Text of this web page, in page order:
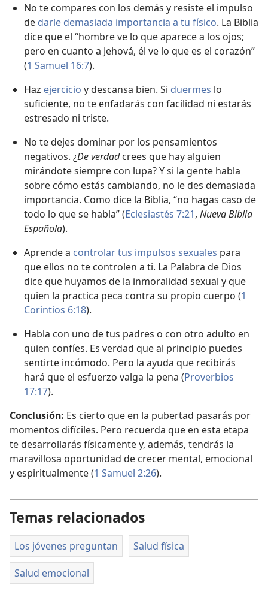
No te compares con los demás y resiste el impulso
de darle demasiada importancia a tu físico. La Biblia
dice que el “hombre ve lo que aparece a los ojos;
pero en cuanto a Jehová, él ve lo que es el corazón”
(1 Samuel 16:7).
Haz ejercicio y descansa bien. Si duermes lo
suficiente, no te enfadarás con facilidad ni estarás
estresado ni triste.
No te dejes dominar por los pensamientos
negativos. ¿De verdadcrees que hay alguien
mirándote siempre con lupa? Y si la gente habla
sobre cómo estás cambiando, no le des demasiada
importancia. Como dice la Biblia, “no hagas caso de
todo lo que se habla” (Eclesiastés 7:21, Nueva Biblia
Española).
Aprende a controlar tus impulsos sexuales para
que ellos no te controlen a ti. La Palabra de Dios
dice que huyamos de la inmoralidad sexual y que
quien la practica peca contra su propio cuerpo (1
Corintios 6:18).
Habla con uno de tus padres o con otro adulto en
quien confíes. Es verdad que al principio puedes
sentirte incómodo. Pero la ayuda que recibirás
hará que el esfuerzo valga la pena (Proverbios
17:17).
Conclusión: Es cierto que en la pubertad pasarás por
momentos difíciles. Pero recuerda que en esta etapa
te desarrollarás físicamente y, además, tendrás la
maravillosa oportunidad de crecer mental, emocional
y espiritualmente (1 Samuel 2:26).
Temas relacionados
Los jóvenes preguntan Salud física
Salud emocional